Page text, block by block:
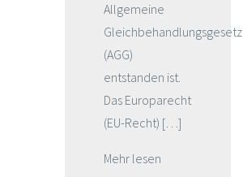
Allgemeine
Gleichbehandlungsgesetz
(AGG)
entstanden ist.
Das Europarecht
(EU-Recht) […]
Mehr lesen